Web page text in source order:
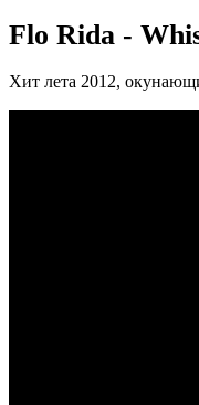
Flo Rida -
Хит лета 2012,